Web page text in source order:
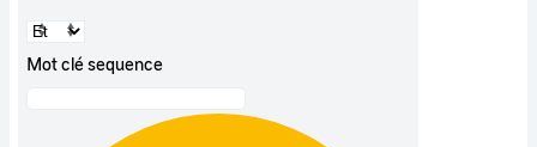
Mot clé sequence